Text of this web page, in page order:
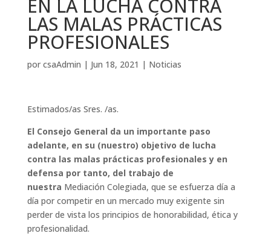
EN LA LUCHA CONTRA
LAS MALAS PRÁCTICAS
PROFESIONALES
por csaAdmin | Jun 18, 2021 | Noticias
Estimados/as Sres. /as.
El Consejo General da un importante paso
adelante, en su (nuestro) objetivo de lucha
contra las malas prácticas profesionales y en
defensa por tanto, del trabajo de
nuestra Mediación Colegiada, que se esfuerza día a
día por competir en un mercado muy exigente sin
perder de vista los principios de honorabilidad, ética y
profesionalidad.